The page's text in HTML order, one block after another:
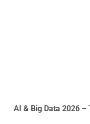
AI & Big Data 2026